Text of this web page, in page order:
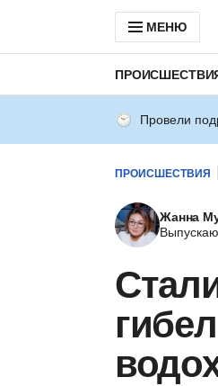
МЕНЮ
Провели
ПРОИСШЕСТВИЯ
Жанна